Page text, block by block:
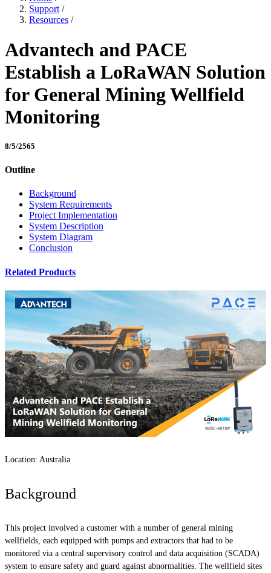
Support /
Resources /
Advantech and PACE
Establish a LoRaWAN Solution
for General Mining Wellfield
Monitoring
8/5/2565
Outline
Background
System Requirements
Project Implementation
System Description
System Diagram
Conclusion
Related Products
Location: Australia
Background
This project involved a customer with a number of general mining
wellfields, each equipped with pumps and extractors that had to be
monitored via a central supervisory control and data acquisition (SCADA)
system to ensure safety and guard against abnormalities. The wellfield sites